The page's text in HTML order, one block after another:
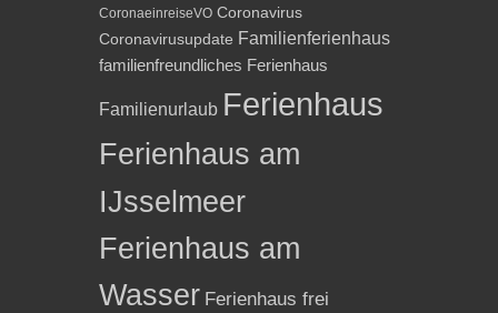
CoronaeinreiseVO Coronavirus
Coronavirusupdate Familienferienhaus
familienfreundliches Ferienhaus
Familienurlaub Ferienhaus
Ferienhaus am
IJsselmeer
Ferienhaus am
Wasser Ferienhaus frei